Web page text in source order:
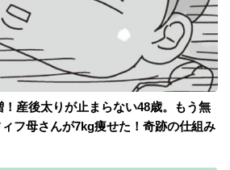
産後太りが止まらない48歳。もう無
フ母さんが7kg痩せた！奇跡の仕組み